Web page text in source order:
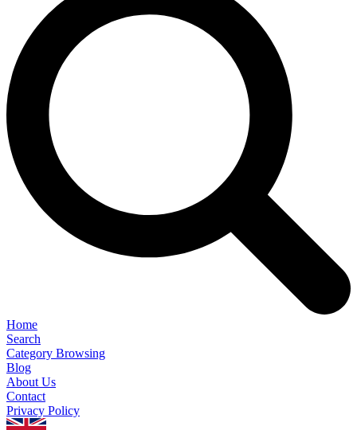
Home
Search
Category Browsing
Blog
About Us
Contact
Privacy Policy